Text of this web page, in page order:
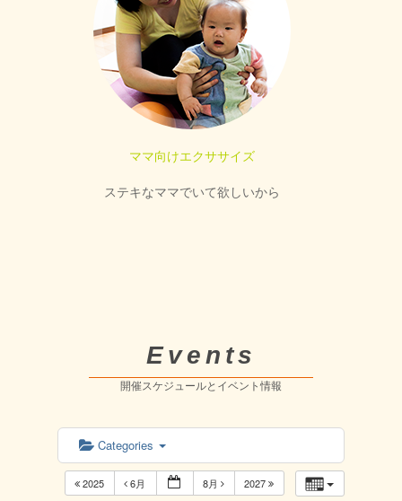
ママ向けエクササイズ
ステキなママでいて欲しいから
Events
開催スケジュールとイベント情報
Categories
2025 6月 8月 2027